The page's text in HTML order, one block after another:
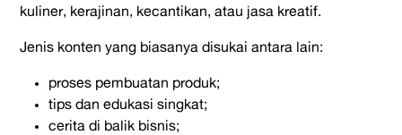
kuliner, kerajinan, kecantikan, atau jasa kreatif.
Jenis konten yang biasanya disukai antara lain:
proses pembuatan produk;
tips dan edukasi singkat;
cerita di balik bisnis;